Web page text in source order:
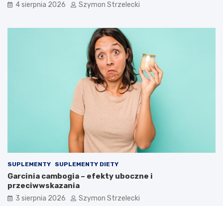
4 sierpnia 2026 Szymon Strzelecki
SUPLEMENTY SUPLEMENTY DIETY
Garcinia cambogia – efekty uboczne i
przeciwwskazania
3 sierpnia 2026 Szymon Strzelecki